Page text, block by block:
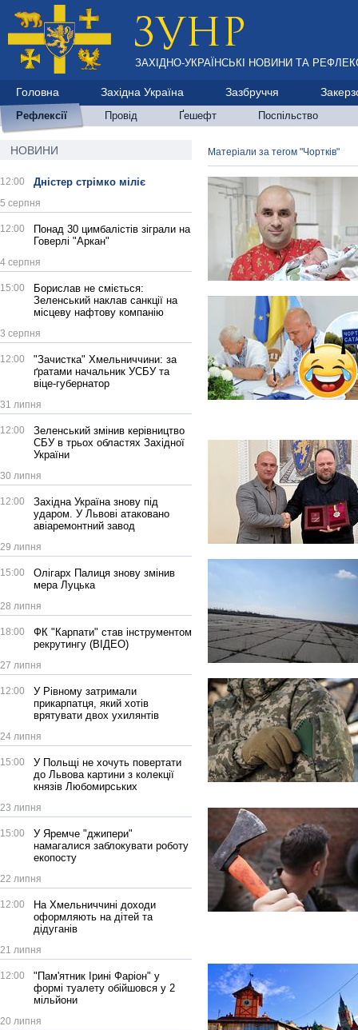
ЗАХІДНО-УКРАЇНСЬКІ НОВИНИ ТА
Головна Західна Україна Зазбруччя
Рефлексії Провід Ґешефт Поспільство
НОВИНИ
12:00 Дністер стрімко міліє
5 серпня
12:00
Понад 30 цимбалістів зіграли на
Говерлі "Аркан"
4 серпня
15:00
Борислав не сміється:
Зеленський наклав санкції на
місцеву нафтову компанію
3 серпня
12:00
"Зачистка" Хмельниччини: за
ґратами начальник УСБУ та
віце-губернатор
31 липня
12:00
Зеленський змінив керівництво
СБУ в трьох областях Західної
України
30 липня
12:00
Західна Україна знову під
ударом. У Львові атаковано
авіаремонтний завод
29 липня
15:00
Олігарх Палиця знову змінив
мера Луцька
28 липня
18:00
ФК "Карпати" став інструментом
рекрутингу (ВІДЕО)
27 липня
12:00
У Рівному затримали
прикарпатця, який хотів
врятувати двох ухилянтів
24 липня
15:00
У Польщі не хочуть повертати
до Львова картини з колекції
князів Любомирських
23 липня
15:00
У Яремче "джипери"
намагалися заблокувати роботу
екопосту
22 липня
12:00
На Хмельниччині доходи
оформляють на дітей та
дідуганів
21 липня
12:00
"Пам'ятник Ірині Фаріон" у
формі туалету обійшовся у 2
мільйони
20 липня
Матеріали за тегом "Чортків"